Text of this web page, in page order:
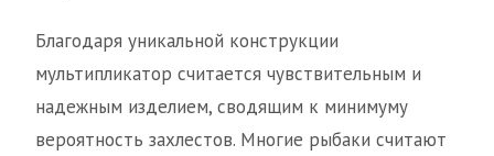
Благодаря уникальной конструкции
мультипликатор считается чувствительным и
надежным изделием, сводящим к минимуму
вероятность захлестов. Многие рыбаки считают